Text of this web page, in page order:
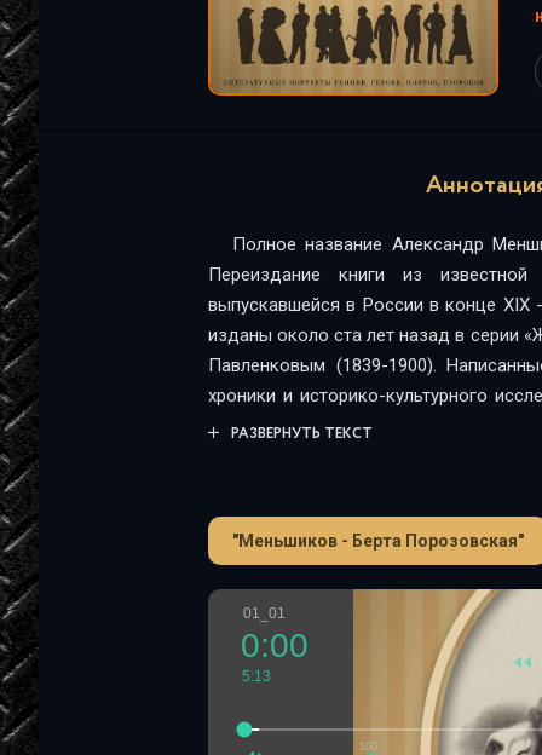
Полное название Александр
Переиздание книги из
выпускавшейся в России в конце XIX
изданы около ста лет назад в серии
Павленковым (1839-1900).
хроники и историко-культурного
день. Писавшиеся «для простых
кого эти предметы – профессия.
РАЗВЕРНУТЬ ТЕКСТ
"Меньшиков - Берта Порозовская"
01_01
100
0:00
5:13